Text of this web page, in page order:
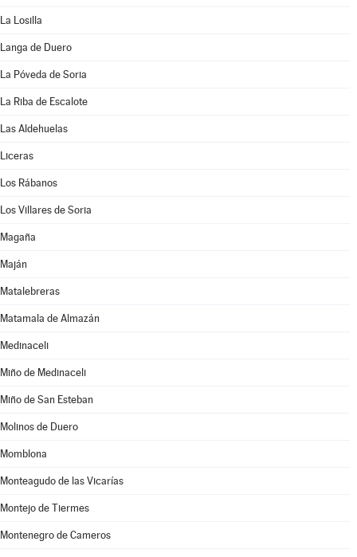
La Losilla
Langa de Duero
La Póveda de Soria
La Riba de Escalote
Las Aldehuelas
Liceras
Los Rábanos
Los Villares de Soria
Magaña
Maján
Matalebreras
Matamala de Almazán
Medinaceli
Miño de Medinaceli
Miño de San Esteban
Molinos de Duero
Momblona
Monteagudo de las Vicarías
Montejo de Tiermes
Montenegro de Cameros